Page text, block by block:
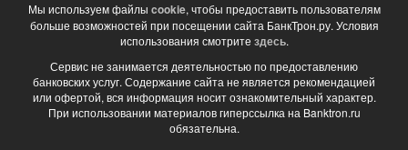
Мы используем файлы cookie, чтобы предоставить пользователям
больше возможностей при посещении сайта БанкТрон.ру. Условия
использования смотрите здесь.
Сервис не занимается деятельностью по предоставлению
банковских услуг. Содержание сайта не является рекомендацией
или офертой, вся информация носит ознакомительный характер.
При использовании материалов гиперссылка на Banktron.ru
обязательна.